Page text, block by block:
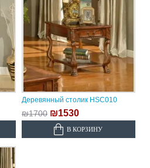
Деревянный столик HSC010
₪1700 ₪1530
В КОРЗИНУ